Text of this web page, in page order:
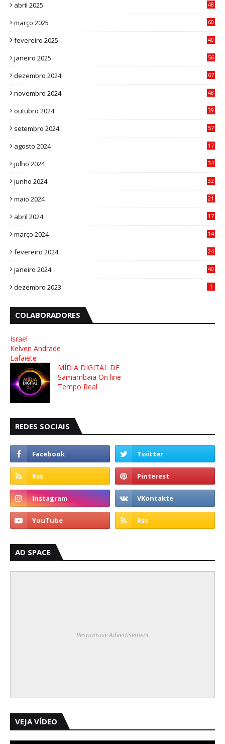
abril 2025
48
março 2025
60
fevereiro 2025
40
janeiro 2025
56
dezembro 2024
67
novembro 2024
48
outubro 2024
39
setembro 2024
57
agosto 2024
17
julho 2024
34
junho 2024
32
maio 2024
21
abril 2024
17
março 2024
14
fevereiro 2024
24
janeiro 2024
40
dezembro 2023 1
COLABORADORES
Israel
Kelven Andrade
Lafaiete
MÍDIA DIGITAL DF
Samambaia On line
Tempo Real
REDES SOCIAIS
AD SPACE
Responsive Advertisement
VEJA VÍDEO